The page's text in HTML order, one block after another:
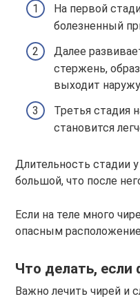
На первой
болезненный
Далее
стержень,
выходит
Третья стадия
становится
Длительность стадии
большой, что после
Если на теле много
опасным
Что делать, если
Важно лечить чирей и